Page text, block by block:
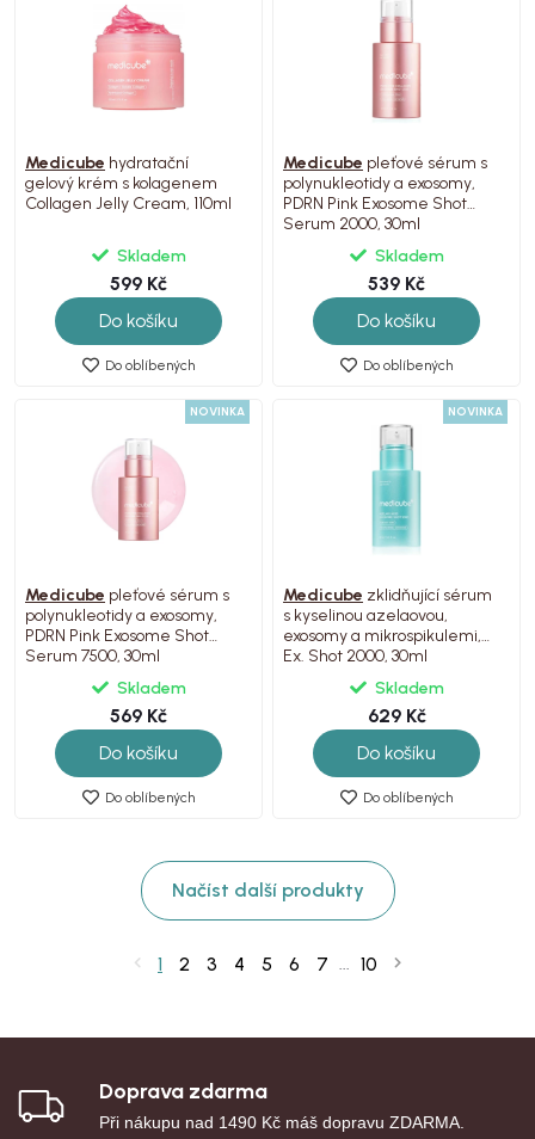
Medicube hydratační
gelový krém s kolagenem
Collagen Jelly Cream, 110ml
Skladem
599 Kč
Do košíku
Do oblíbených
Medicube pleťové sérum s
polynukleotidy a exosomy,
PDRN Pink Exosome Shot
Serum 2000, 30ml
Skladem
539 Kč
Do košíku
Do oblíbených
NOVINKA
Medicube pleťové sérum s
polynukleotidy a exosomy,
PDRN Pink Exosome Shot
Serum 7500, 30ml
Skladem
569 Kč
Do košíku
Do oblíbených
NOVINKA
Medicube zklidňující sérum
s kyselinou azelaovou,
exosomy a mikrospikulemi,
Ex. Shot 2000, 30ml
Skladem
629 Kč
Do košíku
Do oblíbených
Načíst další produkty
1 2 3 4 5 6 7 ... 10
Doprava zdarma
Při nákupu nad 1490 Kč máš dopravu ZDARMA.